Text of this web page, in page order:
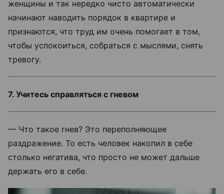
женщины и так нередко чисто автоматически
начинают наводить порядок в квартире и
признаются, что труд им очень помогает в том,
чтобы успокоиться, собраться с мыслями, снять
тревогу.
7. Учитесь справляться с гневом
— Что такое гнев? Это переполняющее
раздражение. То есть человек накопил в себе
столько негатива, что просто не может дальше
держать его в себе.